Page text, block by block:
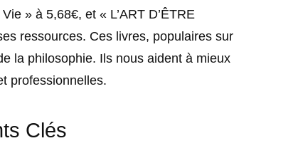
» à 5,68€, et « L’ART D’ÊTRE
ressources. Ces livres, populaires sur
la philosophie. Ils nous aident à mieux
professionnelles.
Clés